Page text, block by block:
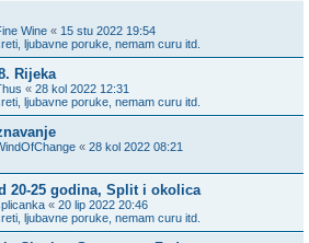
Wine « 15 stu 2022 19:54
ljubavne poruke, nemam curu itd.
Rijeka
« 28 kol 2022 12:31
ljubavne poruke, nemam curu itd.
« 28 kol 2022 08:21
20-25 godina, Split i okolica
« 20 lip 2022 20:46
ljubavne poruke, nemam curu itd.